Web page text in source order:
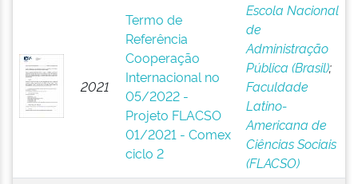
2021
Termo de
Referência
Cooperação
Internacional no
05/2022 -
Projeto FLACSO
01/2021 - Comex
ciclo 2
Escola Nacional
de
Administração
Pública (Brasil);
Faculdade
Latino-
Americana de
Ciências Sociais
(FLACSO)